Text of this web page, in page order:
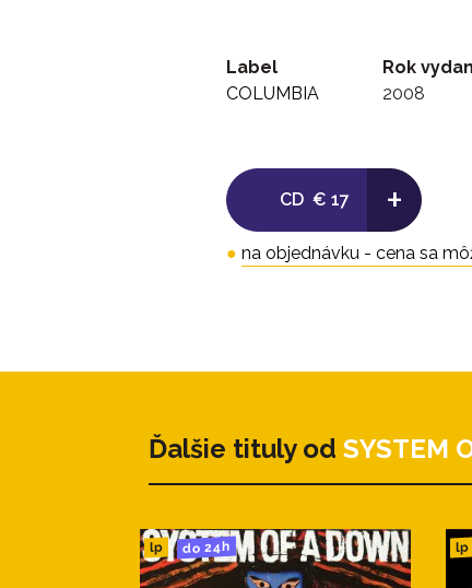
11. Lost In Hollywood
Label
COLUMBIA
Rok
2008
CD € 17 +
● na objednávku - cena sa
Ďalšie tituly od SYSTEM
lp do 24h lp